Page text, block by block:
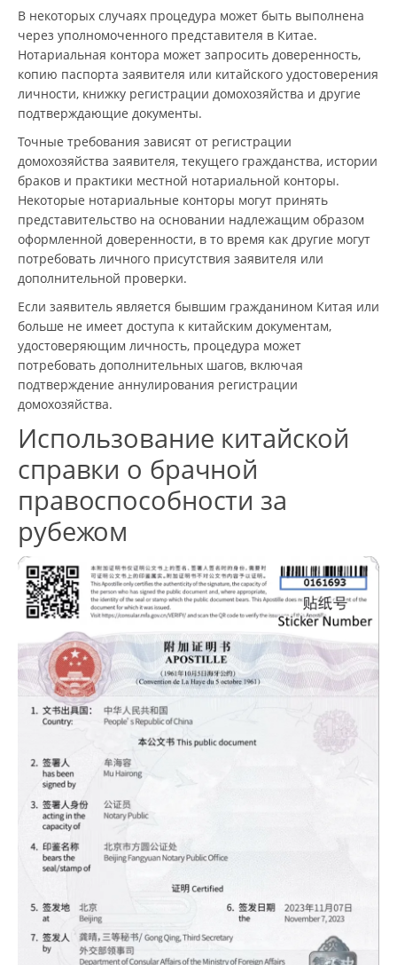
В некоторых случаях процедура может быть выполнена
через уполномоченного представителя в Китае.
Нотариальная контора может запросить доверенность,
копию паспорта заявителя или китайского удостоверения
личности, книжку регистрации домохозяйства и другие
подтверждающие документы.
Точные требования зависят от регистрации
домохозяйства заявителя, текущего гражданства, истории
браков и практики местной нотариальной конторы.
Некоторые нотариальные конторы могут принять
представительство на основании надлежащим образом
оформленной доверенности, в то время как другие могут
потребовать личного присутствия заявителя или
дополнительной проверки.
Если заявитель является бывшим гражданином Китая или
больше не имеет доступа к китайским документам,
удостоверяющим личность, процедура может
потребовать дополнительных шагов, включая
подтверждение аннулирования регистрации
домохозяйства.
Использование китайской
справки о брачной
правоспособности за
рубежом